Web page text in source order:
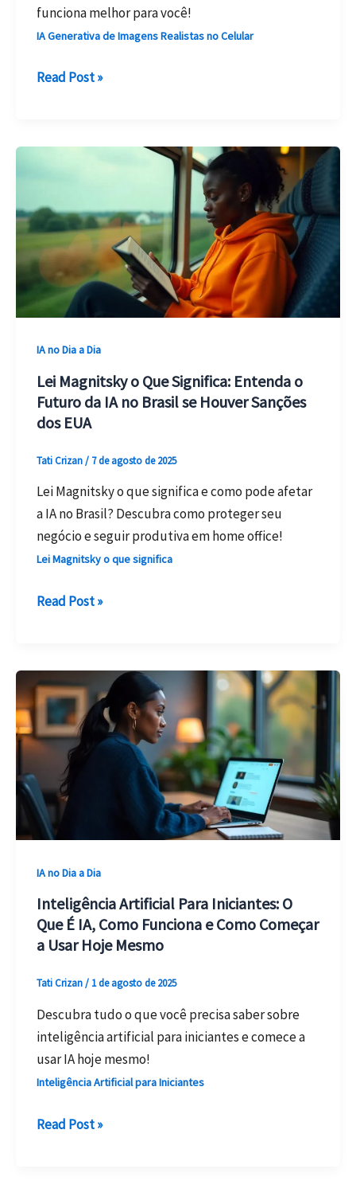
funciona melhor para você!
IA Generativa de Imagens Realistas no Celular
IA
Imagens
Celular:
3
Apps
Grátis
Testados
em
2025
Read Post »
IA no Dia a Dia
Lei Magnitsky o Que Significa: Entenda o
Futuro da IA no Brasil se Houver Sanções
dos EUA
Tati Crizan/ 7 de agosto de 2025
Lei Magnitsky o que significa e como pode afetar
a IA no Brasil? Descubra como proteger seu
negócio e seguir produtiva em home office!
Lei Magnitsky o que significa
Lei
Que
Significa:
Entenda
o
Futuro
da
IA
no
Brasil
se
Sanções
dos
Read Post »
IA no Dia a Dia
Inteligência Artificial Para Iniciantes: O
Que É IA, Como Funciona e Como Começar
a Usar Hoje Mesmo
Tati Crizan/ 1 de agosto de 2025
Descubra tudo o que você precisa saber sobre
inteligência artificial para iniciantes e comece a
usar IA hoje mesmo!
Inteligência Artificial para Iniciantes
Inteligência
Read Post »